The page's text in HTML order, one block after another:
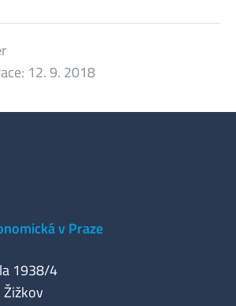
12. 9. 2018
v Praze
1938/4